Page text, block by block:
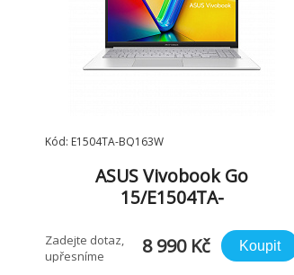
Kód: E1504TA-BQ163W
ASUS Vivobook Go
15/E1504TA-
/128GB/Intel
int/W11H/Silver/2R
Zadejte dotaz,
upřesníme
8 990 Kč Koupit